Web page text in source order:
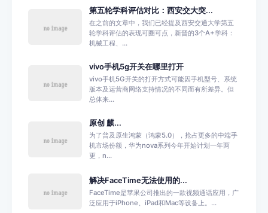
第五轮学科评估对比：西安交大突...
在之前的文章中，我们已经提及西安交通大学第五
轮学科评估的表现可圈可点，新晋的3个A+学科：
机械工程、...
vivo手机5g开关在哪里打开
vivo手机5G开关的打开方式可能因手机型号、系统
版本及运营商网络支持情况的不同而有所差异。但
总体来...
原创 麒...
为了普及原生鸿蒙（鸿蒙5.0），抢占更多的中端手
机市场份额，华为nova系列今年开始计划一年两
更，n...
解决FaceTime无法使用的...
FaceTime是苹果公司推出的一款视频通话应用，广
泛应用于iPhone、iPad和Mac等设备上。...